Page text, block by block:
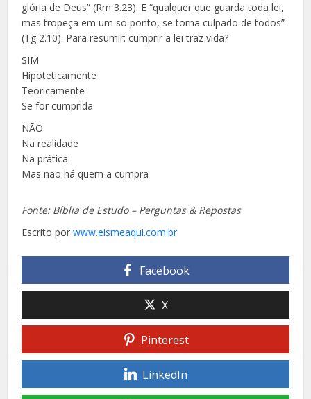
glória de Deus” (Rm 3.23). E “qualquer que guarda toda lei,
mas tropeça em um só ponto, se torna culpado de todos”
(Tg 2.10). Para resumir: cumprir a lei traz vida?
SIM
Hipoteticamente
Teoricamente
Se for cumprida
NÃO
Na realidade
Na prática
Mas não há quem a cumpra
Fonte: Bíblia de Estudo – Perguntas & Repostas
Escrito porwww.eismeaqui.com.br
Facebook
X
Pinterest
LinkedIn